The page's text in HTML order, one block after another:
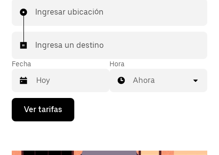
Ingresar ubicación
Ingresa un destino
Fecha
Presiona
flecha
Hora
Ahora
Ver tarifas